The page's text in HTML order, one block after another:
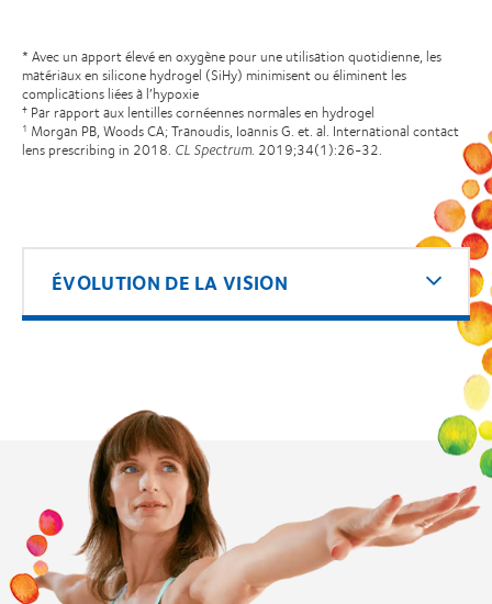
* Avec un apport élevé en oxygène pour une utilisation quotidienne, les
matériaux en silicone hydrogel (SiHy) minimisent ou éliminent les
complications liées à l’hypoxie
† Par rapport aux lentilles cornéennes normales en hydrogel
1 Morgan PB, Woods CA; Tranoudis, Ioannis G. et. al. International contact
lens prescribing in 2018. CL Spectrum. 2019;34(1):26-32.
ÉVOLUTION DE LA VISION